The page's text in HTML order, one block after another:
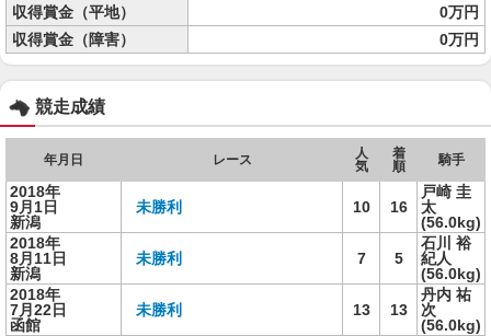
収得賞金（平地）
0万円
収得賞金（障害）
0万円
競走成績
年月日 レース
人
気
着
順
騎手
2018年
9月1日
新潟
未勝利 10 16
戸崎 圭
太
(56.0kg)
2018年
8月11日
新潟
未勝利 7 5
石川 裕
紀人
(56.0kg)
2018年
7月22日
函館
未勝利 13 13
丹内 祐
次
(56.0kg)